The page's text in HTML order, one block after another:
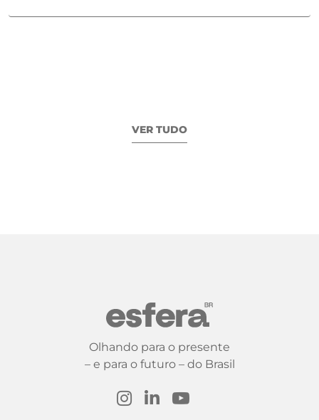
VER TUDO
Olhando para o presente
– e para o futuro – do Brasil